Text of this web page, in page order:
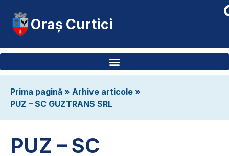
Oraș Curtici
Prima pagină » Arhive articole »
PUZ – SC GUZTRANS SRL
PUZ – SC